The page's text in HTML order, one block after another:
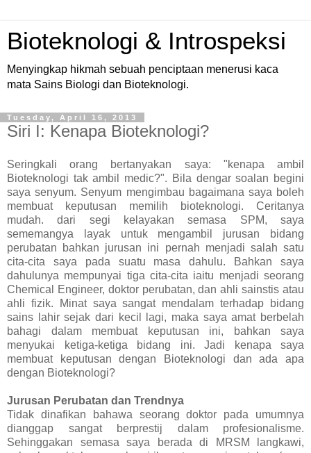
Bioteknologi & Introspeksi
Menyingkap hikmah sebuah penciptaan menerusi kaca
mata Sains Biologi dan Bioteknologi.
Tuesday, April 16, 2013
Siri I: Kenapa Bioteknologi?
Seringkali orang bertanyakan saya: "kenapa ambil
Bioteknologi tak ambil medic?". Bila dengar soalan begini
saya senyum. Senyum mengimbau bagaimana saya boleh
membuat keputusan memilih bioteknologi. Ceritanya
mudah. dari segi kelayakan semasa SPM, saya
sememangya layak untuk mengambil jurusan bidang
perubatan bahkan jurusan ini pernah menjadi salah satu
cita-cita saya pada suatu masa dahulu. Bahkan saya
dahulunya mempunyai tiga cita-cita iaitu menjadi seorang
Chemical Engineer, doktor perubatan, dan ahli sainstis atau
ahli fizik. Minat saya sangat mendalam terhadap bidang
sains lahir sejak dari kecil lagi, maka saya amat berbelah
bahagi dalam membuat keputusan ini, bahkan saya
menyukai ketiga-ketiga bidang ini. Jadi kenapa saya
membuat keputusan dengan Bioteknologi dan ada apa
dengan Bioteknologi?
Jurusan Perubatan dan Trendnya
Tidak dinafikan bahawa seorang doktor pada umumnya
dianggap sangat berprestij dalam profesionalisme.
Sehinggakan semasa saya berada di MRSM langkawi,